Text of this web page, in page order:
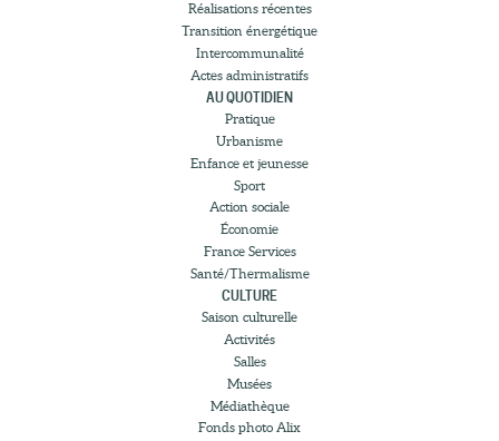
Réalisations récentes
Transition énergétique
Intercommunalité
Actes administratifs
AU QUOTIDIEN
Pratique
Urbanisme
Enfance et jeunesse
Sport
Action sociale
Économie
France Services
Santé/Thermalisme
CULTURE
Saison culturelle
Activités
Salles
Musées
Médiathèque
Fonds photo Alix